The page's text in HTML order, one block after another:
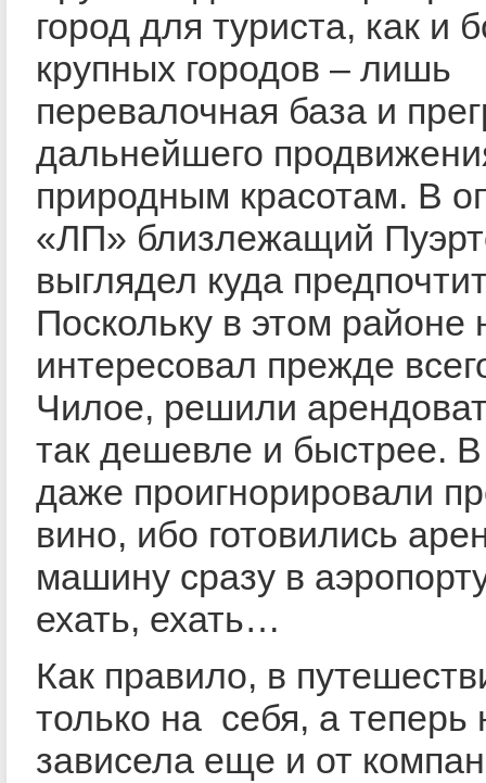
город для туриста, как и
крупных городов – лишь
перевалочная база и
дальнейшего
природным красотам. В
«ЛП» близлежащий
выглядел куда
Поскольку в этом районе
интересовал прежде
Чилое, решили
так дешевле и быстрее.
даже проигнорировали
вино, ибо готовились
машину сразу в
ехать, ехать…
Как правило, в
только на себя, а теперь
зависела еще и от